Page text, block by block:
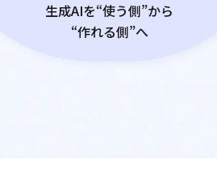
生成AIを“使う側”から
“作れる側”へ